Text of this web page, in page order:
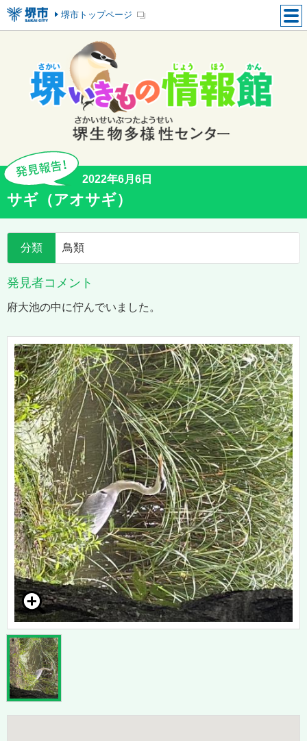
堺市トップページ
2022年6月6日
サギ（アオサギ）
分類 鳥類
発見者コメント
府大池の中に佇んでいました。